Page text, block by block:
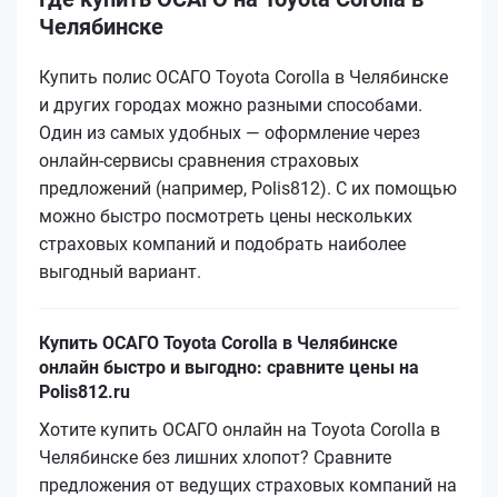
Челябинске
Купить полис ОСАГО Toyota Corolla в Челябинске
и других городах можно разными способами.
Один из самых удобных — оформление через
онлайн-сервисы сравнения страховых
предложений (например, Polis812). С их помощью
можно быстро посмотреть цены нескольких
страховых компаний и подобрать наиболее
выгодный вариант.
Купить ОСАГО Toyota Corolla в Челябинске
онлайн быстро и выгодно: сравните цены на
Polis812.ru
Хотите купить ОСАГО онлайн на Toyota Corolla в
Челябинске без лишних хлопот? Сравните
предложения от ведущих страховых компаний на